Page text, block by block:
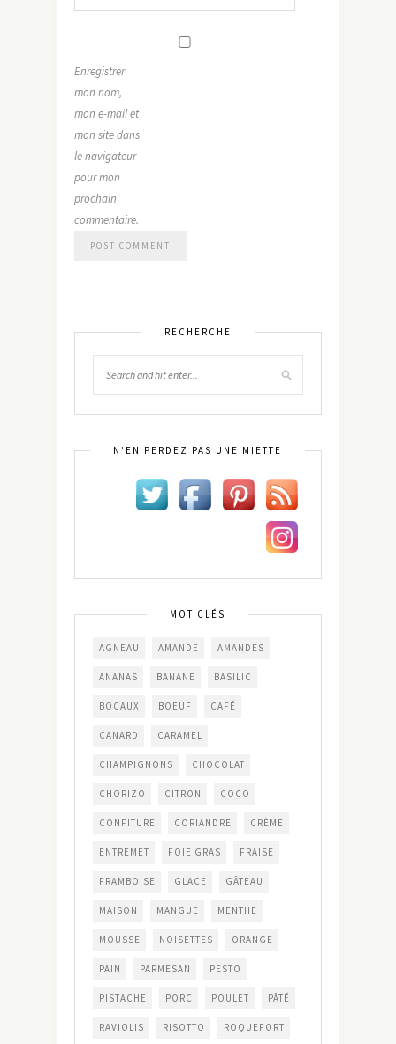
Enregistrer
mon nom,
mon e-mail et
mon site dans
le navigateur
pour mon
prochain
commentaire.
RECHERCHE
N’EN PERDEZ PAS UNE MIETTE
MOT CLÉS
AGNEAU AMANDE AMANDES
ANANAS BANANE BASILIC
BOCAUX BOEUF CAFÉ
CANARD CARAMEL
CHAMPIGNONS CHOCOLAT
CHORIZO CITRON COCO
CONFITURE CORIANDRE CRÈME
ENTREMET FOIE GRAS FRAISE
FRAMBOISE GLACE GÂTEAU
MAISON MANGUE MENTHE
MOUSSE NOISETTES ORANGE
PAIN PARMESAN PESTO
PISTACHE PORC POULET PÂTÉ
RAVIOLIS RISOTTO ROQUEFORT